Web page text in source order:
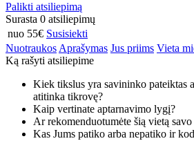
Palikti atsiliepimą
Surasta 0 atsiliepimų
nuo 55€ Susisiekti
Nuotraukos Aprašymas Jus priims Vieta
Ką rašyti atsiliepime
Kiek tikslus yra savininko pateiktas
atitinka tikrovę?
Kaip vertinate aptarnavimo lygį?
Ar rekomenduotumėte šią vietą savo
Kas Jums patiko arba nepatiko ir